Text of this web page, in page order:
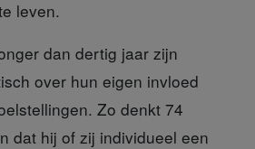
leven.
dan dertig jaar zijn
over hun eigen invloed
Zo denkt 74
dat hij of zij individueel een